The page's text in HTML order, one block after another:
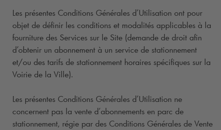
Les présentes Conditions Générales d’Utilisation ont pour
objet de définir les conditions et modalités applicables à la
fourniture des Services sur le Site (demande de droit afin
d’obtenir un abonnement à un service de stationnement
et/ou des tarifs de stationnement horaires spécifiques sur la
Voirie de la Ville).
Les présentes Conditions Générales d’Utilisation ne
concernent pas la vente d’abonnements en parc de
stationnement, régie par des Conditions Générales de Vente